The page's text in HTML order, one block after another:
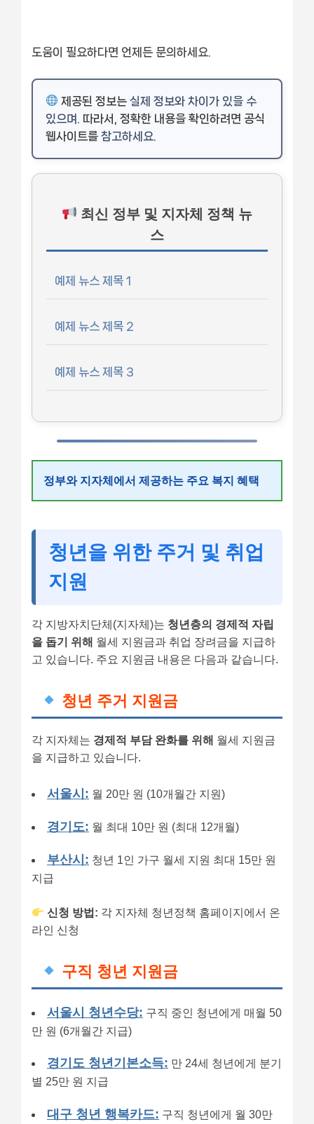
도움이 필요하다면 언제든 문의하세요.
제공된 정보는실제 정보와 차이가 있을 수
있으며
. 따라서, 정확한 내용을 확인하려면 공식
웹사이트를 참고하세요
최신 정부 및 지자체 정책 뉴
스
예제 뉴스 제목 1
예제 뉴스 제목 2
예제 뉴스 제목 3
정부와 지자체에서 제공하는 주요 복지 혜택
청년을 위한 주거 및 취업
지원
각 지방자치단체(지자체)는 청년층의 경제적 자립
을 돕기 위해 월세 지원금과 취업 장려금을 지급하
고 있습니다. 주요 지원금 내용은 다음과 같습니다.
청년 주거 지원금
각 지자체는 경제적 부담 완화를 위해 월세 지원금
을 지급하고 있습니다.
서울시: 월 20만 원 (10개월간 지원)
경기도: 월 최대 10만 원 (최대 12개월)
부산시: 청년 1인 가구 월세 지원 최대 15만 원
지급
신청 방법: 각 지자체 청년정책 홈페이지에서 온
라인 신청
구직 청년 지원금
서울시 청년수당: 구직 중인 청년에게 매월 50
만 원 (6개월간 지급)
경기도 청년기본소득: 만 24세 청년에게 분기
별 25만 원 지급
대구 청년 행복카드: 구직 청년에게 월 30만